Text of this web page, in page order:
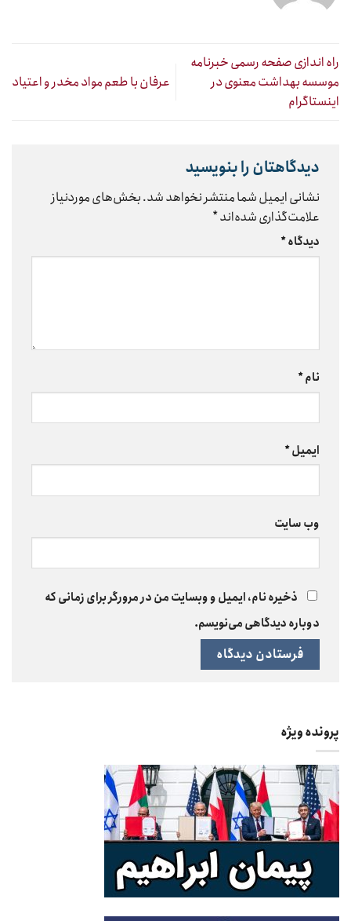
راه اندازی صفحه رسمی خبرنامه
موسسه بهداشت معنوی در
اینستاگرام
عرفان با طعم مواد مخدر و اعتیاد
دیدگاهتان را بنویسید
نشانی ایمیل شما منتشر نخواهد شد.بخش‌های موردنیاز
علامت‌گذاری شده‌اند*
دیدگاه*
نام*
ایمیل*
وب‌ سایت
ذخیره نام، ایمیل و وبسایت من در مرورگر برای زمانی که
دوباره دیدگاهی می‌نویسم.
پرونده ویژه